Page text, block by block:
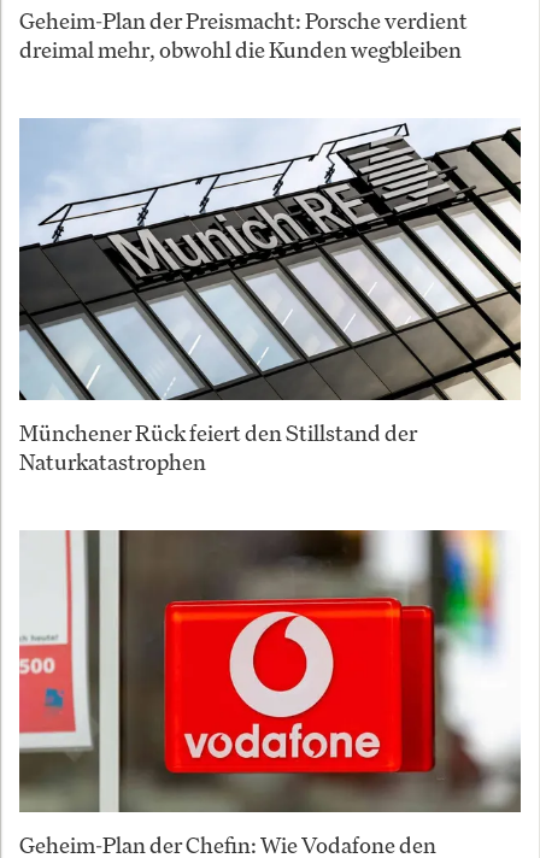
Geheim-Plan der Preismacht: Porsche verdient
dreimal mehr, obwohl die Kunden wegbleiben
Münchener Rück feiert den Stillstand der
Naturkatastrophen
Geheim-Plan der Chefin: Wie Vodafone den